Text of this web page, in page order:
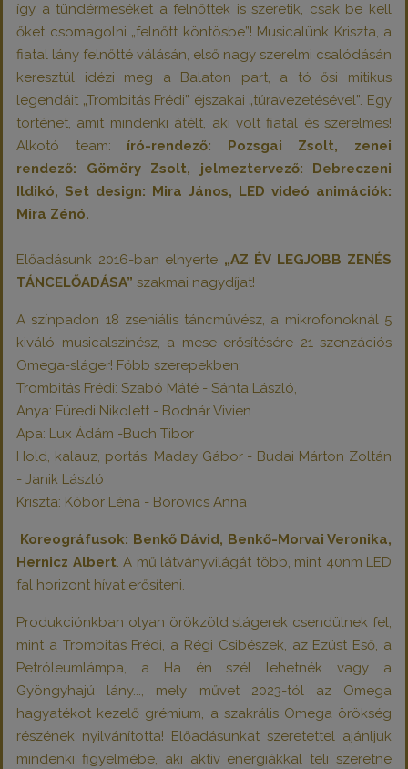
így a tündérmeséket a felnőttek is szeretik, csak be kell
őket csomagolni „felnőtt köntösbe”! Musicalünk Kriszta, a
fiatal lány felnőtté válásán, első nagy szerelmi csalódásán
keresztül idézi meg a Balaton part, a tó ősi mitikus
legendáit „Trombitás Frédi” éjszakai „túravezetésével”. Egy
történet, amit mindenki átélt, aki volt fiatal és szerelmes!
Alkotó team: író-rendező: Pozsgai Zsolt, zenei
rendező: Gömöry Zsolt, jelmeztervező: Debreczeni
Ildikó, Set design: Mira János, LED videó animációk:
Mira Zénó.
Előadásunk 2016-ban elnyerte „AZ ÉV LEGJOBB ZENÉS
TÁNCELŐADÁSA” szakmai nagydíjat!
A színpadon 18 zseniális táncművész, a mikrofonoknál 5
kiváló musicalszínész, a mese erősítésére 21 szenzációs
Omega-sláger! Főbb szerepekben:
Trombitás Frédi: Szabó Máté - Sánta László,
Anya: Füredi Nikolett - Bodnár Vivien
Apa: Lux Ádám -Buch Tibor
Hold, kalauz, portás: Maday Gábor - Budai Márton Zoltán
- Janik László
Kriszta: Kóbor Léna - Borovics Anna
Koreográfusok: Benkő Dávid, Benkő-Morvai Veronika,
Hernicz Albert. A mű látványvilágát több, mint 40nm LED
fal horizont hívat erősíteni.
Produkciónkban olyan örökzöld slágerek csendülnek fel,
mint a Trombitás Frédi, a Régi Csibészek, az Ezüst Eső, a
Petróleumlámpa, a Ha én szél lehetnék vagy a
Gyöngyhajú lány..., mely művet 2023-tól az Omega
hagyatékot kezelő grémium, a szakrális Omega örökség
részének nyilvánította! Előadásunkat szeretettel ajánljuk
mindenki figyelmébe, aki aktív energiákkal teli szeretne